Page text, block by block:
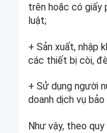
trên hoặc có giấy
luật;
+ Sản xuất, nhập
các thiết bị còi,
+ Sử dụng người
doanh dịch vụ
Như vậy, theo